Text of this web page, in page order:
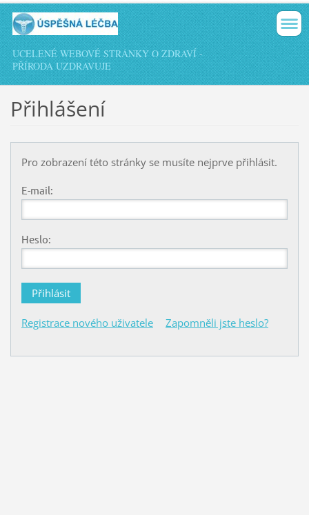
UCELENÉ WEBOVÉ STRÁNKY O ZDRAVÍ -
PŘÍRODA UZDRAVUJE
Přihlášení
Pro zobrazení této stránky se musíte nejprve přihlásit.
E-mail:
Heslo:
Registrace nového uživatele Zapomněli jste heslo?